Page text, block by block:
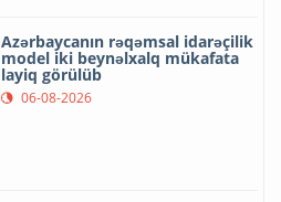
Azərbaycanın rəqəmsal idarəçilik
model iki beynəlxalq mükafata
layiq görülüb
06-08-2026